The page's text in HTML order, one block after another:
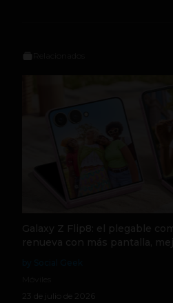
Galaxy Z Flip8: el plegable
renueva con más pantalla,
23 de julio de 2026